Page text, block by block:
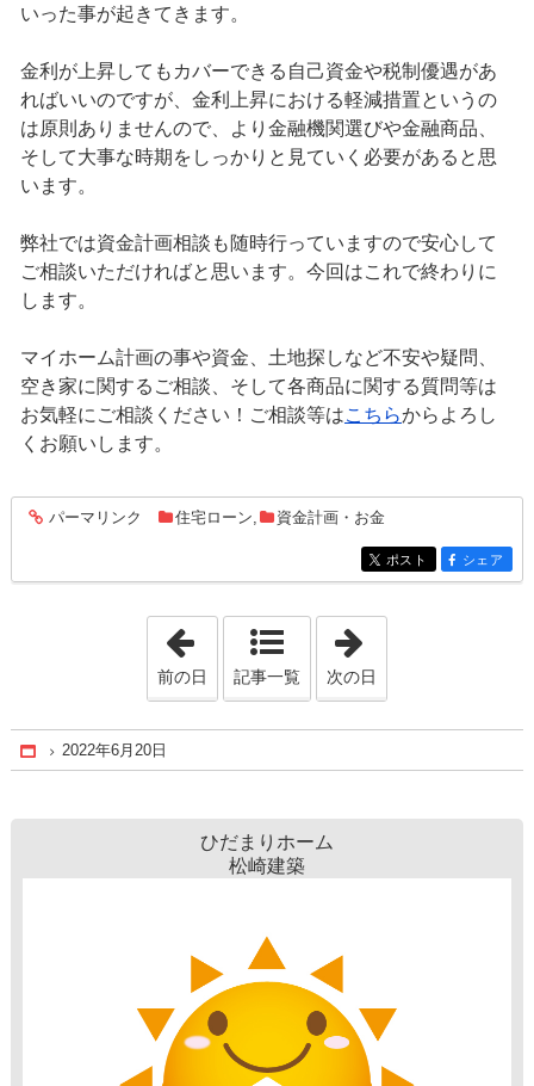
いった事が起きてきます。
金利が上昇してもカバーできる自己資金や税制優遇があ
ればいいのですが、金利上昇における軽減措置というの
は原則ありませんので、より金融機関選びや金融商品、
そして大事な時期をしっかりと見ていく必要があると思
います。
弊社では資金計画相談も随時行っていますので安心して
ご相談いただければと思います。今回はこれで終わりに
します。
マイホーム計画の事や資金、土地探しなど不安や疑問、
空き家に関するご相談、そして各商品に関する質問等は
お気軽にご相談ください！ご相談等はこちらからよろし
くお願いします。
entry1222
パーマリンク 住宅ローン 資金計画・お金
entry1222
ポスト entry1222
シェア
「2022年6月18日」
前の日 記事一覧 次の日
Home
2022年6月20日
ひだまりホーム
松崎建築